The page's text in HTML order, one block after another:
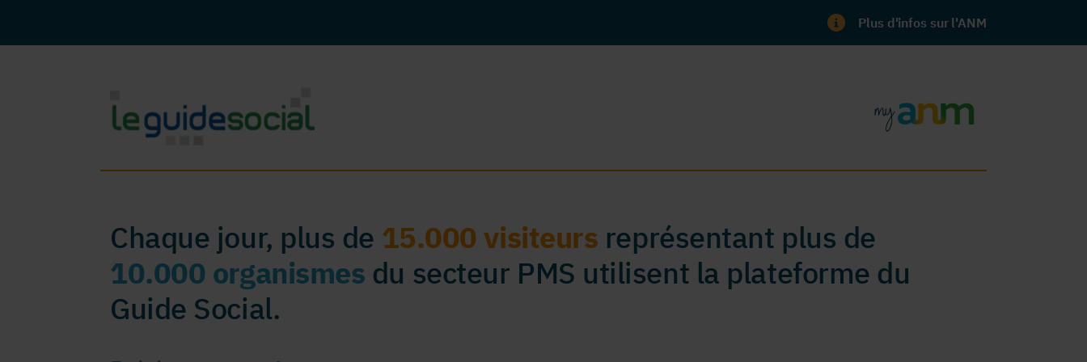
Plus d'infos sur l'ANM
Chaque jour, plus de 15.000 visiteurs représentant plus de
10.000 organismes du secteur PMS utilisent la plateforme du
Guide Social.